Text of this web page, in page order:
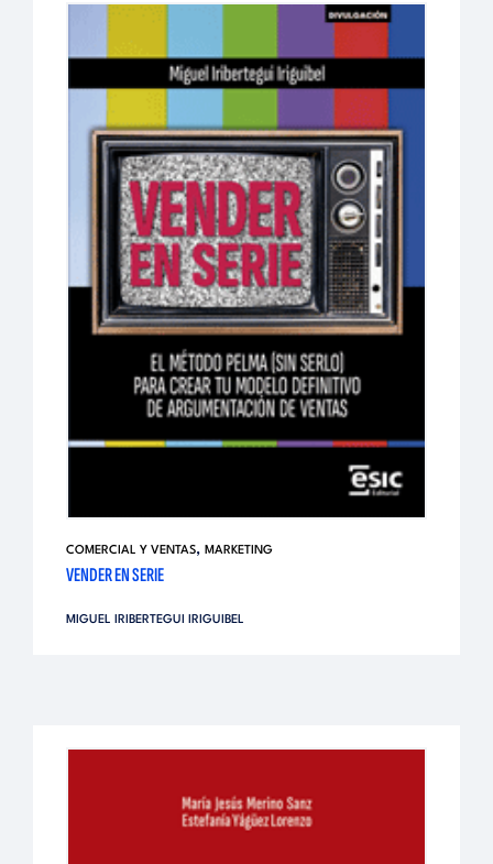
COMERCIAL Y VENTAS, MARKETING
VENDER EN SERIE
MIGUEL IRIBERTEGUI IRIGUIBEL